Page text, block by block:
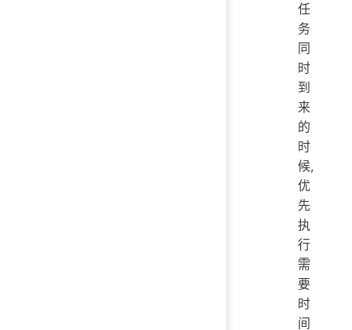
任
务
同
时
到
来
的
时
候,
优
先
执
行
需
要
时
间